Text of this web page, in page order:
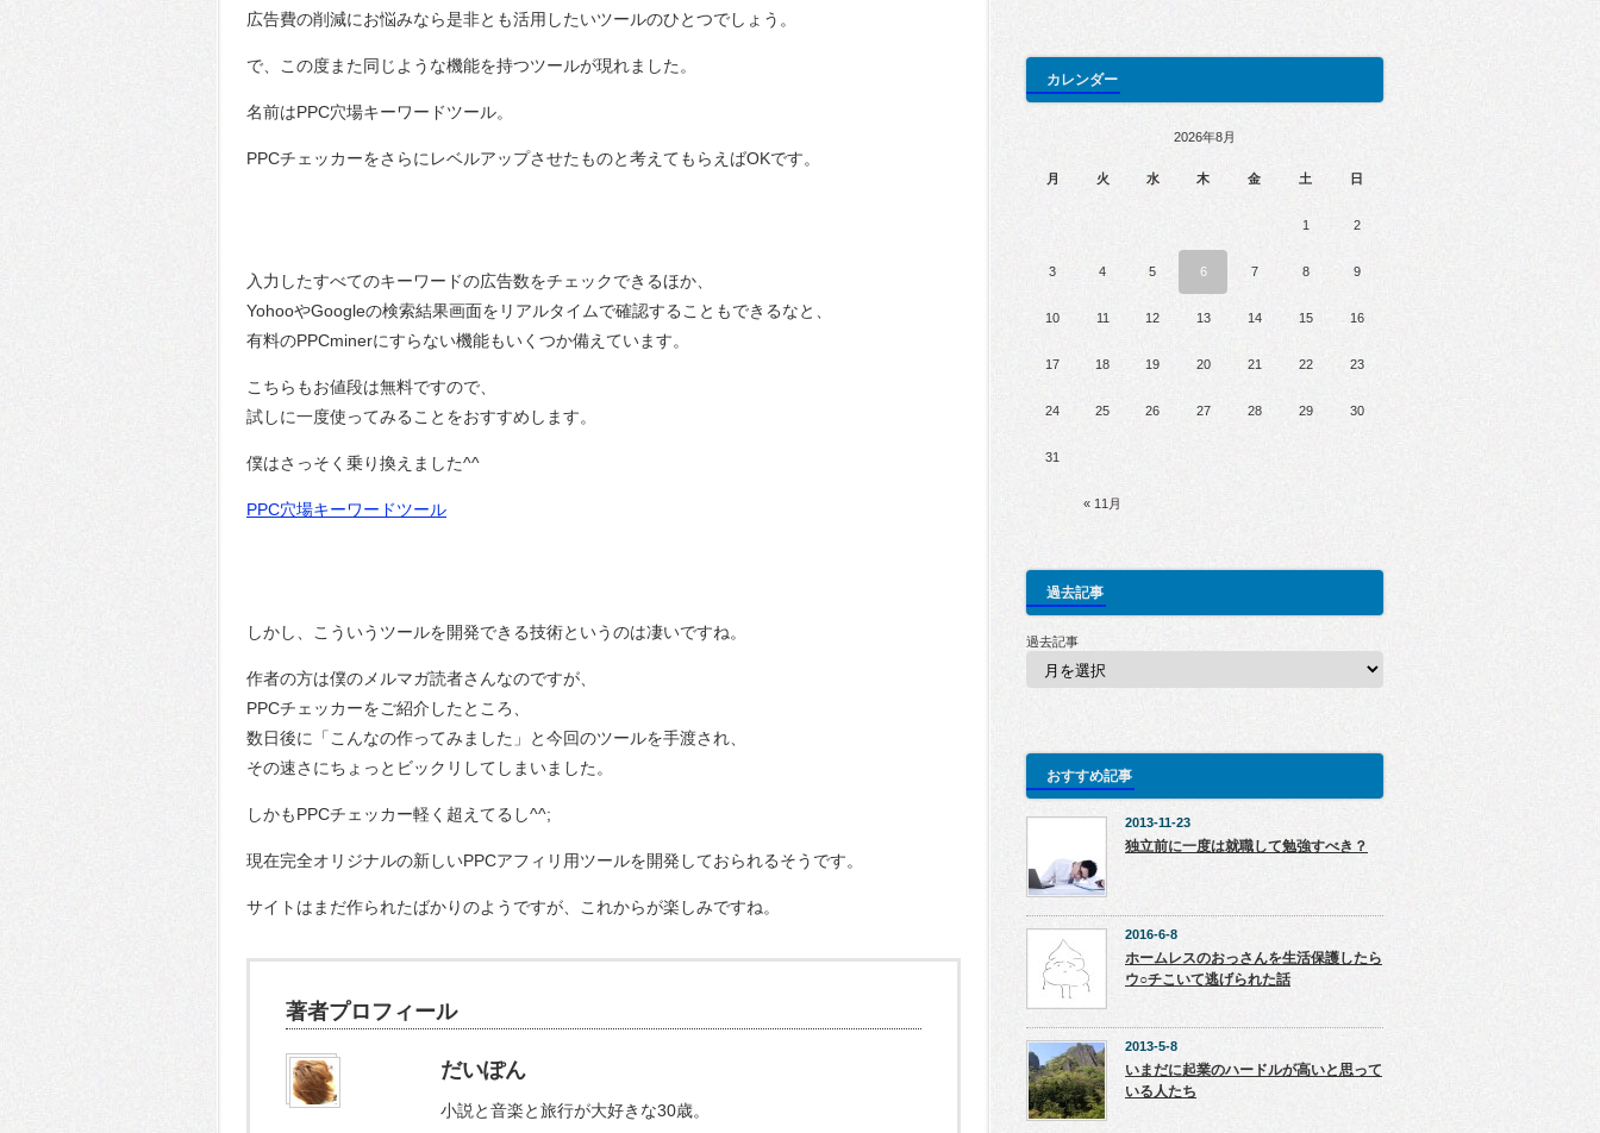
広告費の削減にお悩みなら是非とも活用したいツールのひとつでしょう。
で、この度また同じような機能を持つツールが現れました。
名前はPPC穴場キーワードツール。
PPCチェッカーをさらにレベルアップさせたものと考えてもらえばOKです。
入力したすべてのキーワードの広告数をチェックできるほか、
YohooやGoogleの検索結果画面をリアルタイムで確認することもできるなと、
有料のPPCminerにすらない機能もいくつか備えています。
こちらもお値段は無料ですので、
試しに一度使ってみることをおすすめします。
僕はさっそく乗り換えました^^
PPC穴場キーワードツール
しかし、こういうツールを開発できる技術というのは凄いですね。
作者の方は僕のメルマガ読者さんなのですが、
PPCチェッカーをご紹介したところ、
数日後に「こんなの作ってみました」と今回のツールを手渡され、
その速さにちょっとビックリしてしまいました。
しかもPPCチェッカー軽く超えてるし^^;
現在完全オリジナルの新しいPPCアフィリ用ツールを開発しておられるそうです。
サイトはまだ作られたばかりのようですが、これからが楽しみですね。
著者プロフィール
だいぽん
小説と音楽と旅行が大好きな30歳。
カレンダー
2026年8月
月 火 水 木 金 土 日
« 11月
1 2
3 4 5 6 7 8 9
10 11 12 13 14 15 16
17 18 19 20 21 22 23
24 25 26 27 28 29 30
31
過去記事
過去記事
おすすめ記事
2013-11-23
独立前に一度は就職して勉強すべき？
2016-6-8
ホームレスのおっさんを生活保護したら
ウ○チこいて逃げられた話
2013-5-8
いまだに起業のハードルが高いと思って
いる人たち